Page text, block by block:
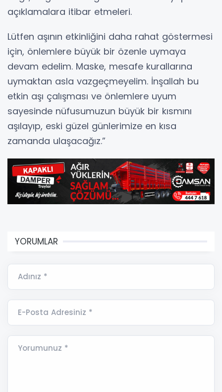
açıklamalara itibar etmeleri.
Lütfen aşının etkinliğini daha rahat göstermesi
için, önlemlere büyük bir özenle uymaya
devam edelim. Maske, mesafe kurallarına
uymaktan asla vazgeçmeyelim. İnşallah bu
etkin aşı çalışması ve önlemlere uyum
sayesinde nüfusumuzun büyük bir kısmını
aşılayıp, eski güzel günlerimize en kısa
zamanda ulaşacağız.”
YORUMLAR
Adınız *
E-Posta Adresiniz *
Yorumunuz *